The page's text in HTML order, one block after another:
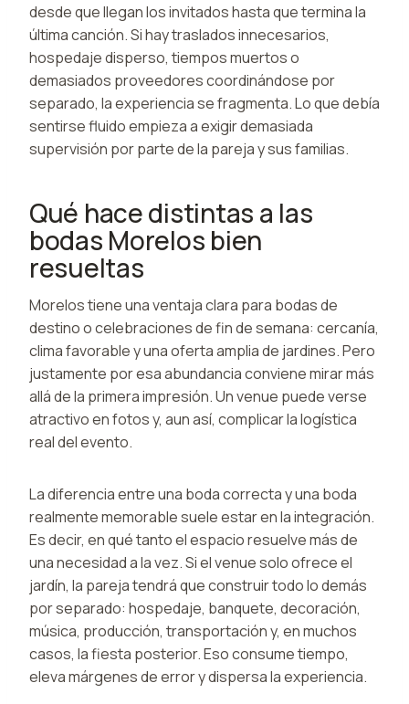
desde que llegan los invitados hasta que termina la
última canción. Si hay traslados innecesarios,
hospedaje disperso, tiempos muertos o
demasiados proveedores coordinándose por
separado, la experiencia se fragmenta. Lo que debía
sentirse fluido empieza a exigir demasiada
supervisión por parte de la pareja y sus familias.
Qué hace distintas a las
bodas Morelos bien
resueltas
Morelos tiene una ventaja clara para bodas de
destino o celebraciones de fin de semana: cercanía,
clima favorable y una oferta amplia de jardines. Pero
justamente por esa abundancia conviene mirar más
allá de la primera impresión. Un venue puede verse
atractivo en fotos y, aun así, complicar la logística
real del evento.
La diferencia entre una boda correcta y una boda
realmente memorable suele estar en la integración.
Es decir, en qué tanto el espacio resuelve más de
una necesidad a la vez. Si el venue solo ofrece el
jardín, la pareja tendrá que construir todo lo demás
por separado: hospedaje, banquete, decoración,
música, producción, transportación y, en muchos
casos, la fiesta posterior. Eso consume tiempo,
eleva márgenes de error y dispersa la experiencia.